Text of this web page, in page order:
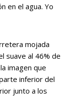
en el agua. Yo
mojada
suave al 46% de
imagen que
inferior del
junto a los